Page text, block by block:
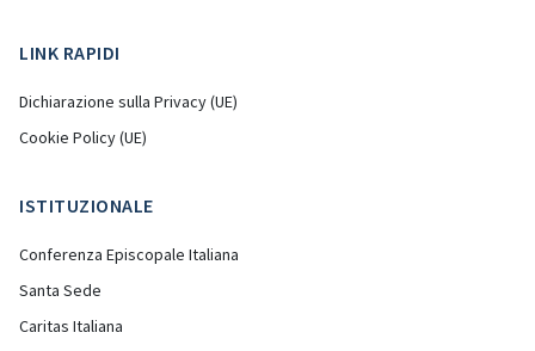
LINK RAPIDI
Dichiarazione sulla Privacy (UE)
Cookie Policy (UE)
ISTITUZIONALE
Conferenza Episcopale Italiana
Santa Sede
Caritas Italiana